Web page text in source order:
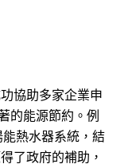
協助多家企業申
的能源節約。例
熱水器系統，結
了政府的補助，